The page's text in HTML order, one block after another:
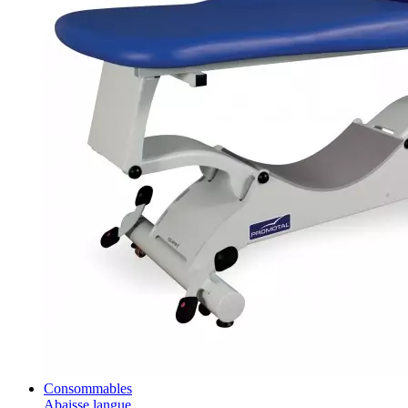
Consommables
Abaisse langue